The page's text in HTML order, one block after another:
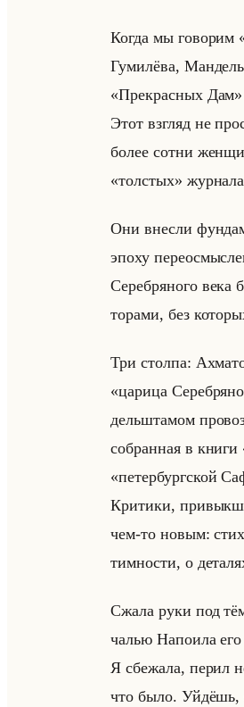
Когда мы го­во­рим
Гу­ми­лё­ва,
«Прекрасных Дам»
Этот взгляд не
более сотни
«толстых»
Они внес­ли
эпоху
Се­реб­ря­но­го
то­ра­ми, без
Три стол­па:
«царица
дельшта­мом
со­бран­ная в
«петербургской
Кри­ти­ки,
чем-то новым:
тим­но­сти, о
Сжала руки под
ча­лью На­по­ила
Я сбе­жа­ла, перил
что было. Уйдёшь,